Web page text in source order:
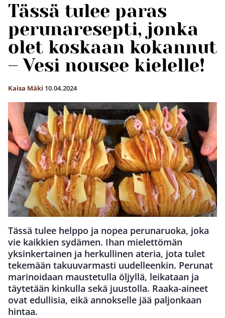
Tässä tulee paras
perunaresepti, jonka
olet koskaan kokannut
– Vesi nousee kielelle!
Kaisa Mäki 10.04.2024
Tässä tulee helppo ja nopea perunaruoka, joka
vie kaikkien sydämen. Ihan mielettömän
yksinkertainen ja herkullinen ateria, jota tulet
tekemään takuuvarmasti uudelleenkin. Perunat
marinoidaan maustetulla öljyllä, leikataan ja
täytetään kinkulla sekä juustolla. Raaka-aineet
ovat edullisia, eikä annokselle jää paljonkaan
hintaa.